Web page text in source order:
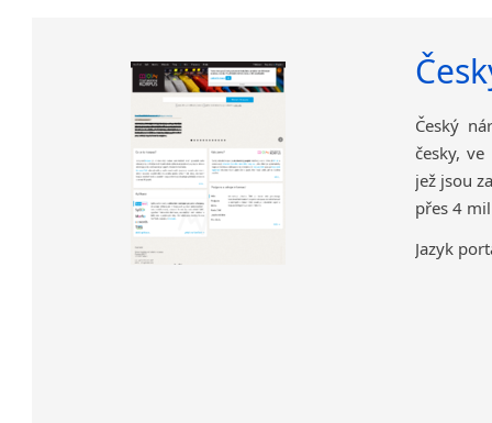
Český
česky,
jež jsou
přes 4
Jazyk